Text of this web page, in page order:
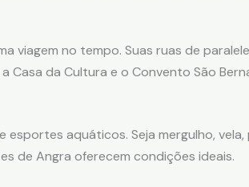
viagem no tempo. Suas ruas de
Casa da Cultura e o Convento São
esportes aquáticos. Seja mergulho,
de Angra oferecem condições ideais.